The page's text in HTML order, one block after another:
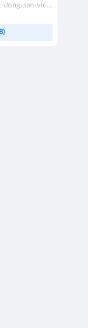
#bat-dong-san-viet-nam